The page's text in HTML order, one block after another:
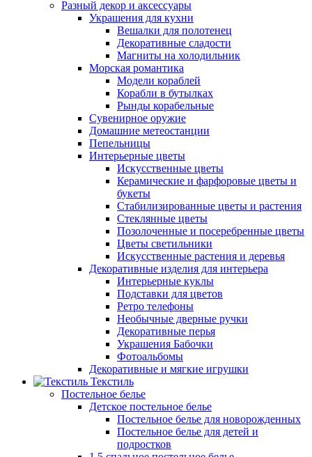
Разный декор и аксессуары
Украшения для кухни
Вешалки для полотенец
Декоративные сладости
Магниты на холодильник
Морская романтика
Модели кораблей
Корабли в бутылках
Рынды корабельные
Сувенирное оружие
Домашние метеостанции
Пепельницы
Интерьерные цветы
Искусственные цветы
Керамические и фарфоровые цветы и
букеты
Стабилизированные цветы и растения
Стеклянные цветы
Позолоченные и посеребренные цветы
Цветы светильники
Искусственные растения и деревья
Декоративные изделия для интерьера
Интерьерные куклы
Подставки для цветов
Ретро телефоны
Необычные дверные ручки
Декоративные перья
Украшения Бабочки
Фотоальбомы
Декоративные и мягкие игрушки
Текстиль
Постельное белье
Детское постельное белье
Постельное белье для новорожденных
Постельное белье для детей и
подростков